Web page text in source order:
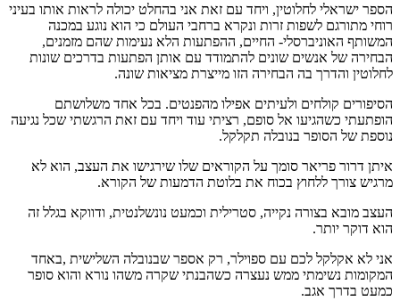
הספר ישראלי לחלוטין, ויחד עם זאת אני בהחלט יכולה לראות אותו בעיני
רוחי מתורגם לשפות זרות ונקרא ברחבי העולם כי הוא נוגע במכנה
המשותף האוניברסלי- החיים, ההפתעות הלא נעימות שהם מזמנים,
הבחירה של אנשים שונים להתמודד עם אותן הפתעות בדרכים שונות
לחלוטין והדרך בה הבחירה הזו מייצרת מציאות שונה.
הסיפורים קולחים ולעיתים אפילו מהפנטים. בכל אחד משלושתם
הופתעתי כשהגיעו אל סופם, רציתי עוד ויחד עם זאת הרגשתי שכל נגיעה
נוספת של הסופר בנובלה תקלקל.
איתן דרור פריאר סומך על הקוראים שלו שירגישו את העצב, הוא לא
מרגיש צורך ללחוץ בכוח את בלוטת הדמעות של הקורא.
העצב מובא בצורה נקייה, סטרילית וכמעט נונשלנטית, ודווקא בגלל זה
הוא דוקר יותר.
אני לא אקלקל לכם עם ספוילר, רק אספר שבנובלה השלישית ,באחד
המקומות נשימתי ממש נעצרה כשהבנתי שקרה משהו נורא והוא סופר
כמעט בדרך אגב.